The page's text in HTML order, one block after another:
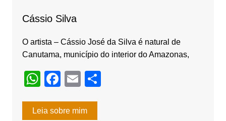
o
k
Cássio Silva
O artista – Cássio José da Silva é natural de
Canutama, município do interior do Amazonas,
W
at
F
c
E
ail
Leia sobre mim